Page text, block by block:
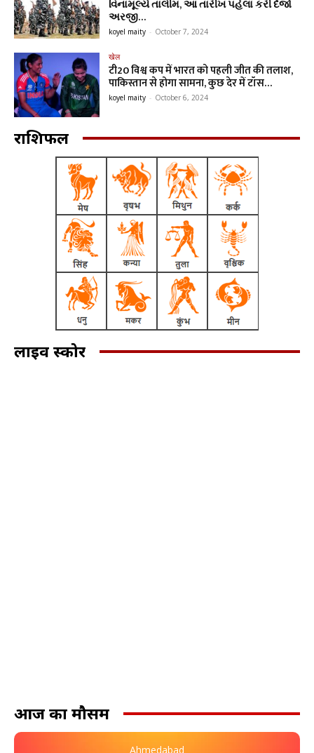
વિનામૂલ્યે તાલીમ, આ તારીખ પહેલા કરી દેજો
અરજી…
koyel maity - October 7, 2024
खेल
टी20 विश्व कप में भारत को पहली जीत की तलाश,
पाकिस्तान से होगा सामना, कुछ देर में टॉस…
koyel maity - October 6, 2024
राशिफल
लाइव स्कोर
आज का मौसम
Ahmedabad